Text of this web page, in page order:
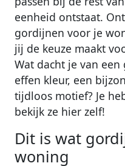
eenheid ontstaat.
gordijnen voor je
jij de keuze maakt
Wat dacht je van
effen kleur, een
tijdloos motief? Je
bekijk ze hier zelf!
Dit is wat
woning